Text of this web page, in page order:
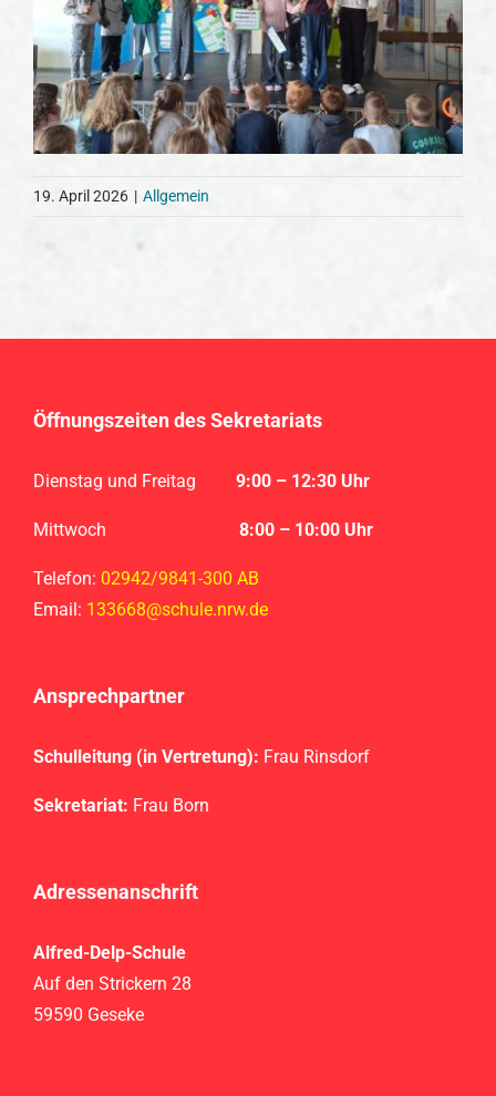
19. April 2026 | Allgemein
Öffnungszeiten des Sekretariats
Dienstag und Freitag 9:00 – 12:30 Uhr
Mittwoch 8:00 – 10:00 Uhr
Telefon: 02942/9841-300 AB
Email: 133668@schule.nrw.de
Ansprechpartner
Schulleitung (in Vertretung): Frau Rinsdorf
Sekretariat: Frau Born
Adressenanschrift
Alfred-Delp-Schule
Auf den Strickern 28
59590 Geseke